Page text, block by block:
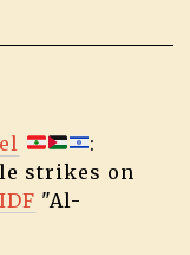
:
strikes on
"Al-